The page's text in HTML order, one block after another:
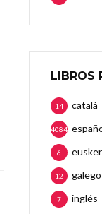
LIBROS
català
14
4084
6
galego
12
inglés
7